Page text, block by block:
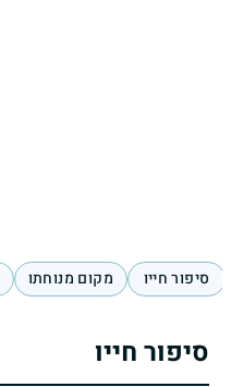
סיפור חייו מקום מנוחתו
סיפור חייו